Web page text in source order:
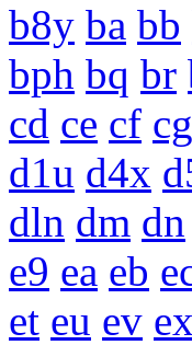
b8y ba bb
bph bq br
cd ce cf cg
d1u d4x
dln dm dn
e9 ea eb
et eu ev ex